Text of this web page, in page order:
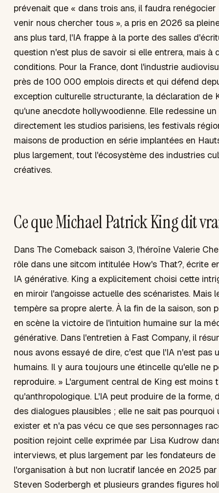
prévenait que « dans trois ans, il faudra
venir nous chercher tous », a pris en 2026 sa
ans plus tard, l'IA frappe à la porte des salles
question n'est plus de savoir si elle entrera, mais à
conditions. Pour la France, dont l'industrie
près de 100 000 emplois directs et qui défend
exception culturelle structurante, la déclaration de
qu'une anecdote hollywoodienne. Elle redessine
directement les studios parisiens, les festivals
maisons de production en série implantées en
plus largement, tout l'écosystème des industries
créatives.
Ce que Michael Patrick King dit
Dans The Comeback saison 3, l'héroïne Valerie
rôle dans une sitcom intitulée How's That?, écrite
IA générative. King a explicitement choisi cette
en miroir l'angoisse actuelle des scénaristes. Mais
tempère sa propre alerte. À la fin de la saison, son
en scène la victoire de l'intuition humaine sur la
générative. Dans l'entretien à Fast Company, il
nous avons essayé de dire, c'est que l'IA n'est pas
humains. Il y aura toujours une étincelle qu'elle ne
reproduire. » L'argument central de King est moins
qu'anthropologique. L'IA peut produire de la forme,
des dialogues plausibles ; elle ne sait pas pourquoi
exister et n'a pas vécu ce que ses personnages
position rejoint celle exprimée par Lisa Kudrow
interviews, et plus largement par les fondateurs de
l'organisation à but non lucratif lancée en 2025
Steven Soderbergh et plusieurs grandes figures